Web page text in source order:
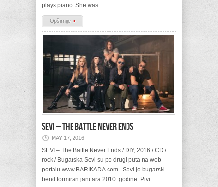
plays piano. She was
Opširnije »
SEVI – The Battle Never Ends
MAY 17, 2016
SEVI – The Battle Never Ends / DIY, 2016 / CD /
rock / Bugarska Sevi su po drugi puta na web
portalu www.BARIKADA.com . Sevi je bugarski
bend formiran januara 2010. godine. Prvi